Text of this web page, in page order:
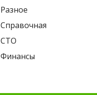
Разное
Справочная
СТО
Финансы